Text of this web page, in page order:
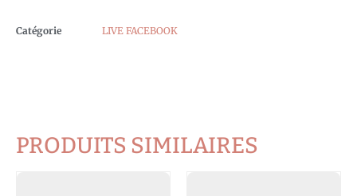
Catégorie LIVE FACEBOOK
PRODUITS SIMILAIRES